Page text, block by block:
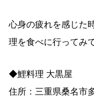
心身の疲れを感じた
理を食べに行ってみ
◆鯉料理 大黒屋
住所：三重県桑名市